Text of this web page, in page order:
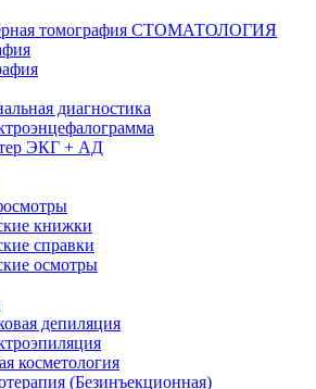
томография СТОМАТОЛОГИЯ
диагностика
ЭКГ + АД
книжки
справки
осмотры
депиляция
косметология
(Безинъекционная)